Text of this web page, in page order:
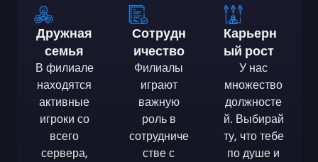
Дружная
семья
В филиале
находятся
активные
игроки со
всего
сервера,
Сотрудн
Ичество
Филиалы
играют
важную
роль в
сотрудниче
стве с
Карьерн
ый рост
У нас
множество
должносте
й. Выбирай
ту, что тебе
по душе и